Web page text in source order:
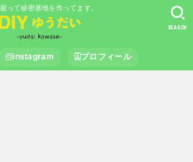
って秘密基地を作ってます。
instagram プロフィール
SEARCH